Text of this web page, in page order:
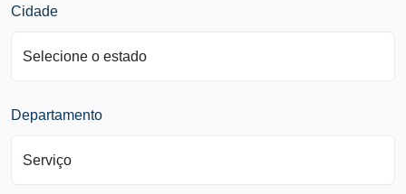
Cidade
Departamento